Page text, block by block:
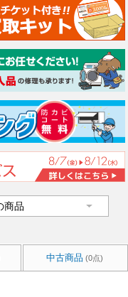
中古商品 (0点)